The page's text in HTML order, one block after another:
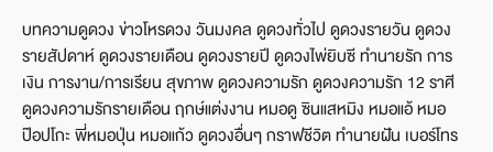
บทความดูดวง ข่าวโหรดวง วันมงคล ดูดวงทั่วไป ดูดวงรายวัน ดูดวง
รายสัปดาห์ ดูดวงรายเดือน ดูดวงรายปี ดูดวงไพ่ยิบซี ทำนายรัก การ
เงิน การงาน/การเรียน สุขภาพ ดูดวงความรัก ดูดวงความรัก 12 ราศี
ดูดวงความรักรายเดือน ฤกษ์แต่งงาน หมอดู ซินแสหมิง หมอแอ้ หมอ
ป๊อปโกะ พี่หมอปุ่น หมอแก้ว ดูดวงอื่นๆ กราฟชีวิต ทำนายฝัน เบอร์โทร